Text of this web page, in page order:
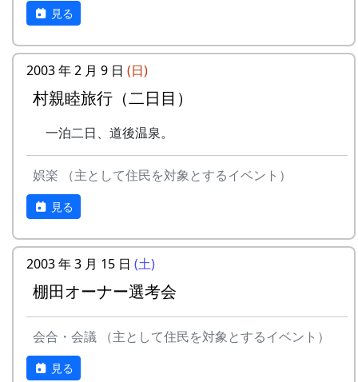
見る
2003 年 2 月 9 日 (日)
村親睦旅行（二日目）
一泊二日、道後温泉。
娯楽 （主として住民を対象とするイベント）
見る
2003 年 3 月 15 日 (土)
棚田オーナー選考会
会合・会議 （主として住民を対象とするイベント）
見る